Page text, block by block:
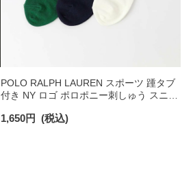
POLO RALPH LAUREN スポーツ 踵タブ
付き NY ロゴ ポロポニー刺しゅう スニー
ソックス 02022328
1,650円 (税込)